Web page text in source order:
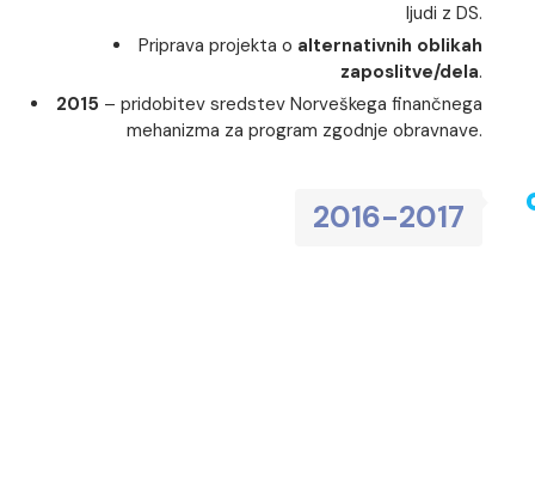
ljudi z DS.
Priprava projekta o alternativnih oblikah
zaposlitve/dela.
2015 – pridobitev sredstev Norveškega finančnega
mehanizma za program zgodnje obravnave.
2016-2017